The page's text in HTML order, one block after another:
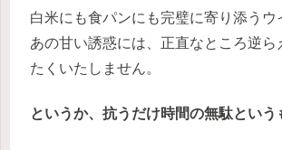
白米にも食パンにも完璧に寄り添うウ
あの甘い誘惑には、正直なところ逆ら
たくいたしません。
というか、抗うだけ時間の無駄という